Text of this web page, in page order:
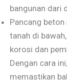
bangunan dari
Pancang
tanah di
korosi dan
Dengan cara
memastikan